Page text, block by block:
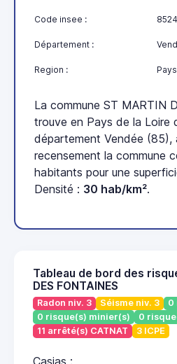
Code insee :
Département :
Region :
La commune ST MARTIN
trouve en Pays de la Loire
département Vendée (85),
recensement la commune
habitants pour une
Densité : 30 hab/km².
Tableau de bord des
DES FONTAINES
Radon niv. 3 Séisme niv. 3
0
0 risque(s) minier(s)
0
11 arrêté(s) CATNAT
3 ICPE
Casias :